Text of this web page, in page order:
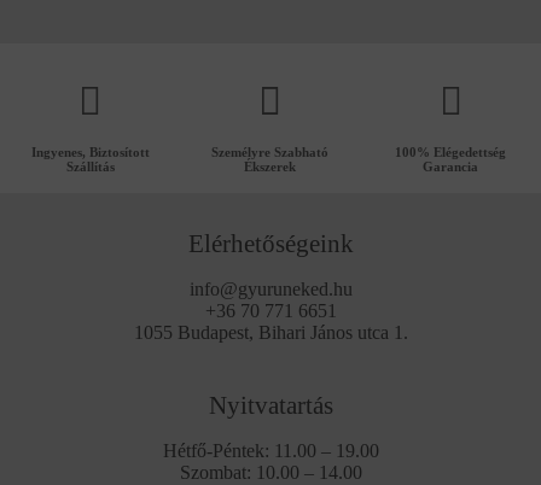
Ingyenes, Biztosított
Szállítás
Személyre Szabható
Ékszerek
100% Elégedettség
Garancia
Elérhetőségeink
info@gyuruneked.hu
+36 70 771 6651
1055 Budapest, Bihari János utca 1.
Nyitvatartás
Hétfő-Péntek: 11.00 – 19.00
Szombat: 10.00 – 14.00